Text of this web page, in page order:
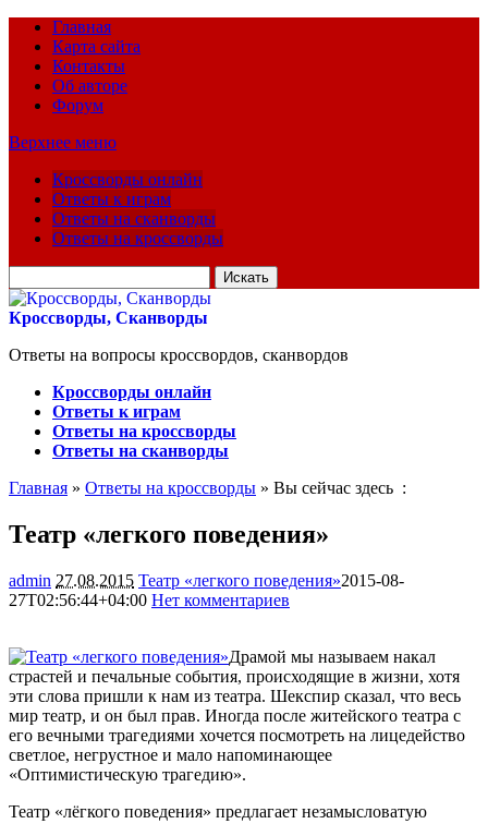
Главная
Карта сайта
Контакты
Об авторе
Форум
Верхнее меню
Кроссворды онлайн
Ответы к играм
Ответы на сканворды
Ответы на кроссворды
для:
Кроссворды, Сканворды
Ответы на вопросы кроссвордов, сканвордов
Кроссворды онлайн
Ответы к играм
Ответы на кроссворды
Ответы на сканворды
Главная » Ответы на кроссворды » Вы сейчас здесь :
Театр «легкого поведения»
admin 27.08.2015 Театр «легкого поведения»2015-08-
27T02:56:44+04:00 Нет комментариев
Драмой мы называем накал
страстей и печальные события, происходящие в жизни, хотя
эти слова пришли к нам из театра. Шекспир сказал, что весь
мир театр, и он был прав. Иногда после житейского театра с
его вечными трагедиями хочется посмотреть на лицедейство
светлое, негрустное и мало напоминающее
«Оптимистическую трагедию».
Театр «лёгкого поведения» предлагает незамысловатую